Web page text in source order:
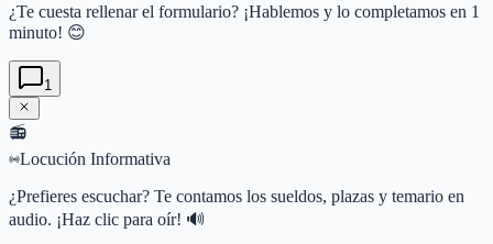
¿Te cuesta rellenar el formulario? ¡Hablemos y lo completamos en 1
minuto! 😊
1
📻
Locución Informativa
¿Prefieres escuchar? Te contamos los sueldos, plazas y temario en
audio. ¡Haz clic para oír! 🔊